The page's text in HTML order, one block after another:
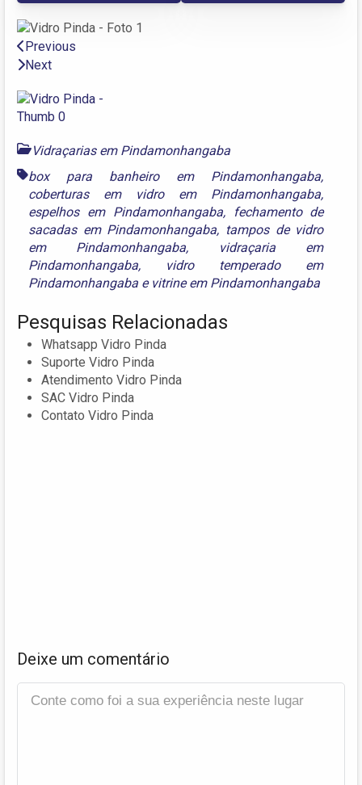
Previous
Next
Vidraçarias em Pindamonhangaba
box para banheiro em Pindamonhangaba,
coberturas em vidro em Pindamonhangaba,
espelhos em Pindamonhangaba,
fechamento de
sacadas em Pindamonhangaba, tampos de vidro
em Pindamonhangaba,
vidraçaria em
Pindamonhangaba, vidro temperado em
Pindamonhangaba e vitrine em Pindamonhangaba
Pesquisas Relacionadas
Whatsapp Vidro Pinda
Suporte Vidro Pinda
Atendimento Vidro Pinda
SAC Vidro Pinda
Contato Vidro Pinda
Deixe um comentário